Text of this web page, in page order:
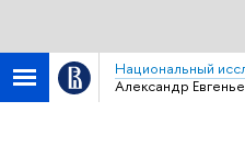
Национальный
Александр